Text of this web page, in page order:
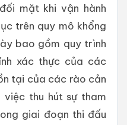
mặt khi vận hành
trên quy mô khổng
bao gồm quy trình
xác thực của các
tại của các rào cản
việc thu hút sự tham
giai đoạn thi đấu